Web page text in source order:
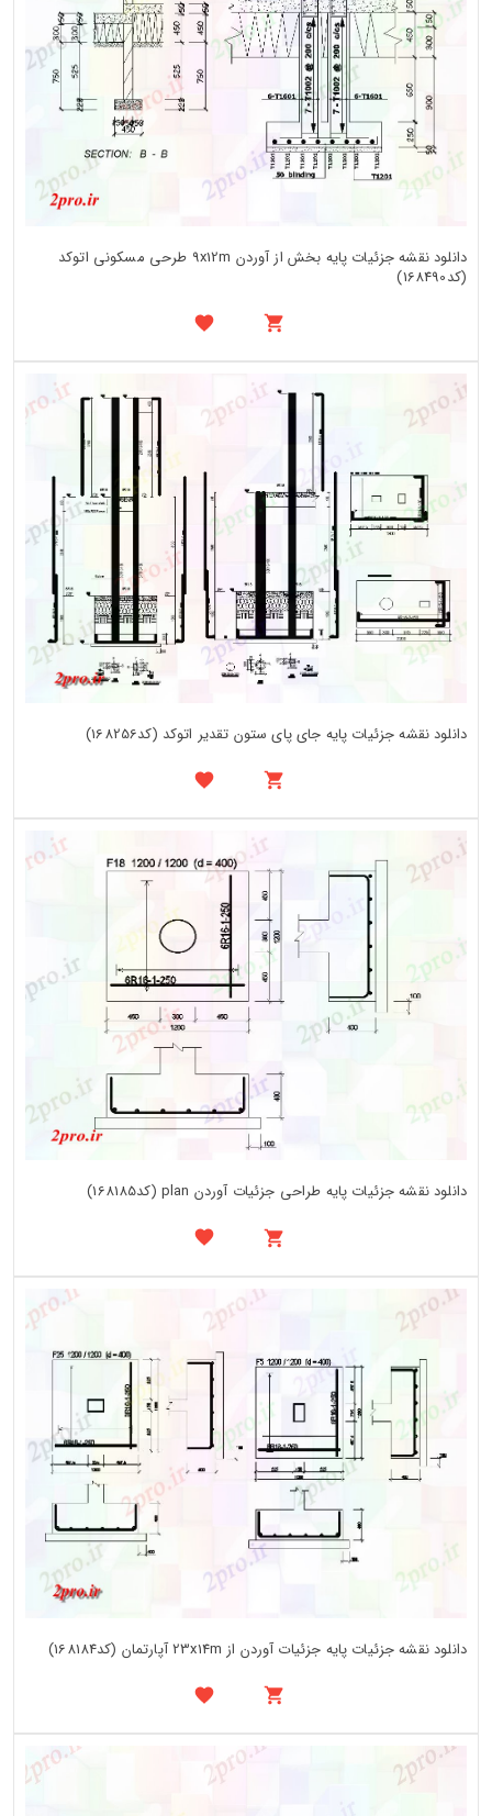
دانلود نقشه جزئیات پایه بخش از آوردن 9x12m طرحی مسکونی اتوکد
(کد168490)
دانلود نقشه جزئیات پایه جای پای ستون تقدیر اتوکد (کد168256)
دانلود نقشه جزئیات پایه طراحی جزئیات آوردن plan (کد168185)
دانلود نقشه جزئیات پایه جزئیات آوردن از 23x14m آپارتمان (کد168184)